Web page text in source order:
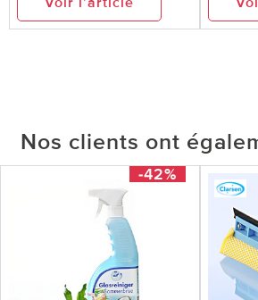
Nos clients ont
-42%